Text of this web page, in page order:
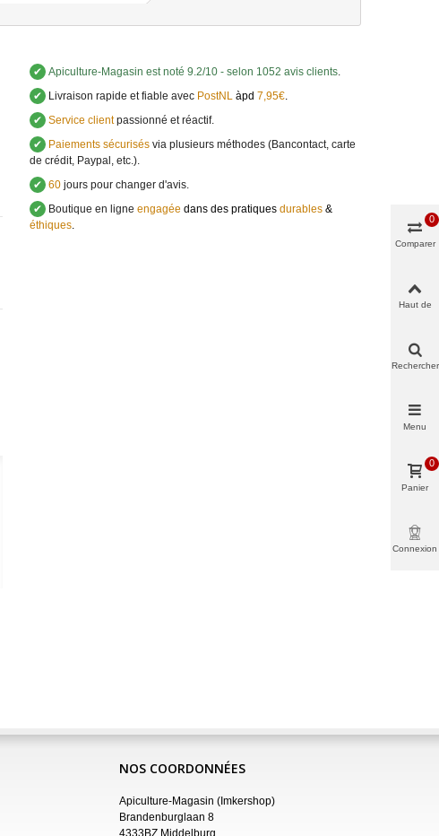
✔ Apiculture-Magasin est noté 9.2/10 - selon 1052 avis clients.
✔ Livraison rapide et fiable avecPostNL àpd 7,95€.
✔ Service clientpassionné et réactif.
✔ Paiements sécurisésvia plusieurs méthodes (Bancontact, carte
de crédit, Paypal, etc.).
✔ 60jours pour changer d'avis.
✔ Boutique en ligne engagée dans des pratiques durables&
éthiques.
NOS COORDONNÉES
Apiculture-Magasin (Imkershop)
Brandenburglaan 8
4333BZ Middelburg
Comparer
0
Haut de
Rechercher
Menu
Panier
0
Connexion